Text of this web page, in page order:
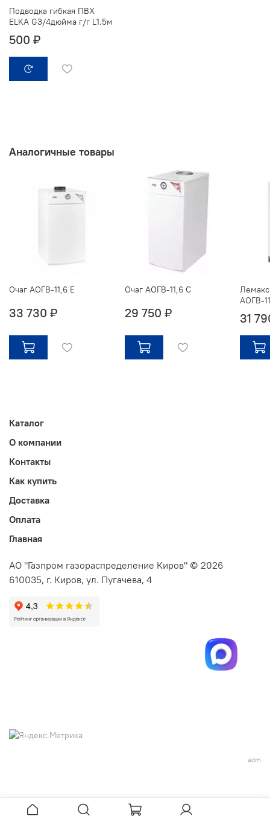
Подводка гибкая ПВХ
ELKA G3/4дюйма г/г L1.5м
500 ₽
Аналогичные товары
Очаг АОГВ-11,6 Е
33 730 ₽
Очаг АОГВ-11,6 С
29 750 ₽
Лемакс
АОГВ-
31
Каталог
О компании
Контакты
Как купить
Доставка
Оплата
Главная
АО "Газпром газораспределение Киров" © 2026
610035, г. Киров, ул. Пугачева, 4
adm